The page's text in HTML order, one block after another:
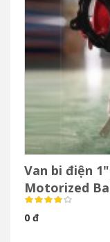
Van bi điện
Motorized
0 đ